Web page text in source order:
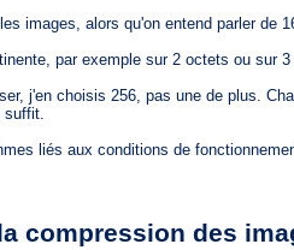
alors qu'on entend parler de
par exemple sur 2 octets ou sur 3
choisis 256, pas une de plus.
suffit.
liés aux conditions de
compression des